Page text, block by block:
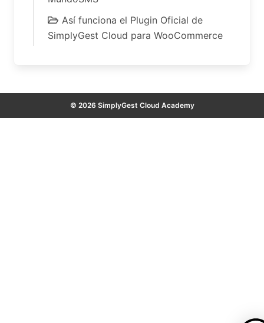
Así funciona el Plugin Oficial de
SimplyGest Cloud para WooCommerce
© 2026 SimplyGest Cloud Academy